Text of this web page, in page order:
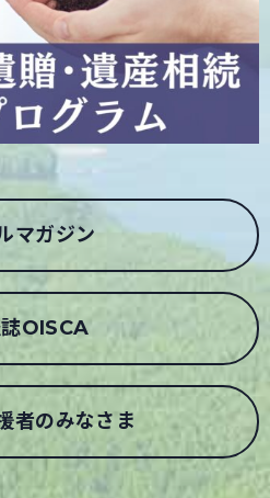
マガジン
OISCA
者のみなさま